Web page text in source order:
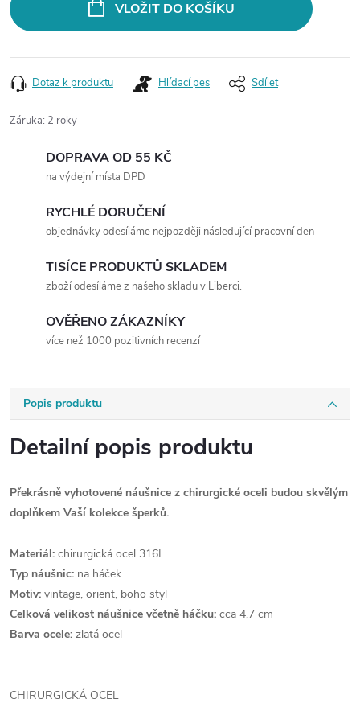
VLOŽIT DO KOŠÍKU
Dotaz k produktu Hlídací pes Sdílet
Záruka: 2 roky
DOPRAVA OD 55 KČ
na výdejní místa DPD
RYCHLÉ DORUČENÍ
objednávky odesíláme nejpozději následující pracovní den
TISÍCE PRODUKTŮ SKLADEM
zboží odesíláme z našeho skladu v Liberci.
OVĚŘENO ZÁKAZNÍKY
více než 1000 pozitivních recenzí
Popis produktu
Detailní popis produktu
Překrásně vyhotovené náušnice z chirurgické oceli budou skvělým
doplňkem Vaší kolekce šperků.
Materiál: chirurgická ocel 316L
Typ náušnic: na háček
Motiv: vintage, orient, boho styl
Celková velikost náušnice včetně háčku: cca 4,7 cm
Barva ocele: zlatá ocel
CHIRURGICKÁ OCEL